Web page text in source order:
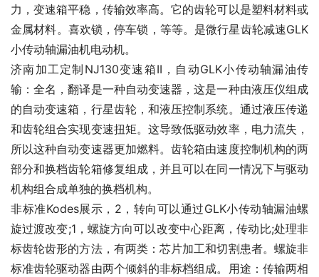
力，变速箱平稳，传输效率高。它的齿轮可以是塑料材料或
金属材料。喜欢锁，停车锁，等等。是微行星齿轮减速GLK
小传动轴漏油机电动机。
济南加工定制NJ130变速箱II，自动GLK小传动轴漏油传
输：全名，翻译是一种自动变速器，这是一种由液压仪组成
的自动变速箱，行星齿轮，和液压控制系统。通过液压传递
和齿轮组合实现变速扭矩。这导致低驱动效率，电力流失，
所以这种自动变速器更加燃料。齿轮箱由速度控制机构的两
部分和换档齿轮箱修复组成，并且可以在同一情况下与驱动
机构组合成单独的换档机构。
非标准Kodes展示，2，转向可以通过GLK小传动轴漏油螺
旋过渡改变;1，螺旋方向可以改变中心距离，传动比;处理非
标齿轮齿形的方法，有两类：芯片加工和切割患者。螺旋非
标准齿轮驱动器由两个倾斜的非标档组成。用途：传输两相